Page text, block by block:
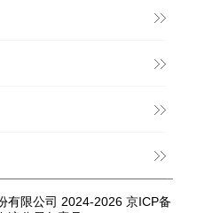
有限公司 2024-2026 京ICP备